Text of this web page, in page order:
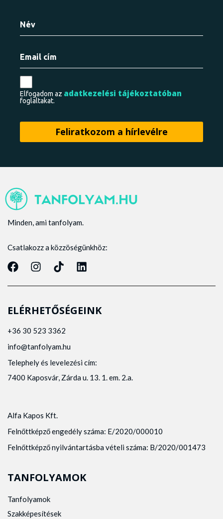
Elfogadom az adatkezelési tájékoztatóban
foglaltakat.
Minden, ami tanfolyam.
Csatlakozz a közzöségünkhöz:
ELÉRHETŐSÉGEINK
+36 30 523 3362
info@tanfolyam.hu
Telephely és levelezési cím:
7400 Kaposvár, Zárda u. 13. 1. em. 2.a.
Alfa Kapos Kft.
Felnőttképző engedély száma: E/2020/000010
Felnőttképző nyilvántartásba vételi száma: B/2020/001473
TANFOLYAMOK
Tanfolyamok
Szakképesítések